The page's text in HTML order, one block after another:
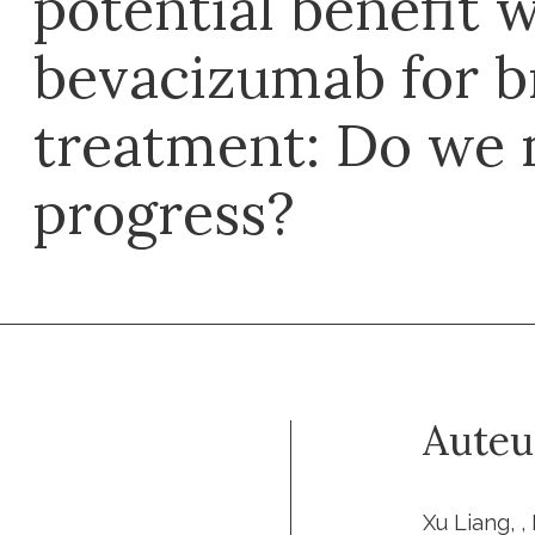
bevacizumab for
treatment: Do we
progress?
Xu Liang,